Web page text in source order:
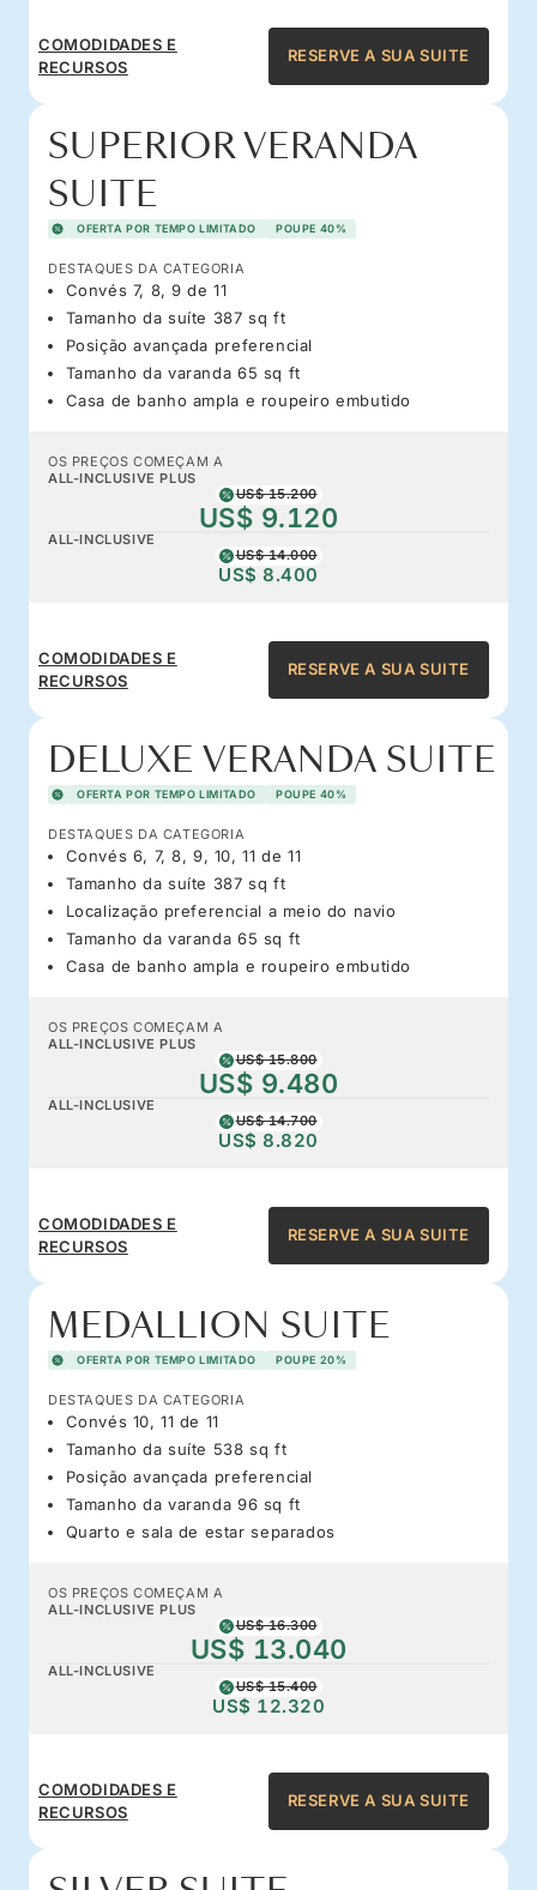
COMODIDADES E
RECURSOS
RESERVE A SUA SUITE
SUPERIOR VERANDA
SUITE
OFERTA POR TEMPO LIMITADO POUPE 40%
DESTAQUES DA CATEGORIA
Convés 7, 8, 9 de 11
Tamanho da suíte 387 sq ft
Posição avançada preferencial
Tamanho da varanda 65 sq ft
Casa de banho ampla e roupeiro embutido
OS PREÇOS COMEÇAM A
ALL-INCLUSIVE PLUS
US$ 15.200
US$ 9.120
ALL-INCLUSIVE
US$ 14.000
US$ 8.400
COMODIDADES E
RECURSOS
RESERVE A SUA SUITE
DELUXE VERANDA SUITE
OFERTA POR TEMPO LIMITADO POUPE 40%
DESTAQUES DA CATEGORIA
Convés 6, 7, 8, 9, 10, 11 de 11
Tamanho da suíte 387 sq ft
Localização preferencial a meio do navio
Tamanho da varanda 65 sq ft
Casa de banho ampla e roupeiro embutido
OS PREÇOS COMEÇAM A
ALL-INCLUSIVE PLUS
US$ 15.800
US$ 9.480
ALL-INCLUSIVE
US$ 14.700
US$ 8.820
COMODIDADES E
RECURSOS
RESERVE A SUA SUITE
MEDALLION SUITE
OFERTA POR TEMPO LIMITADO POUPE 20%
DESTAQUES DA CATEGORIA
Convés 10, 11 de 11
Tamanho da suíte 538 sq ft
Posição avançada preferencial
Tamanho da varanda 96 sq ft
Quarto e sala de estar separados
OS PREÇOS COMEÇAM A
ALL-INCLUSIVE PLUS
US$ 16.300
US$ 13.040
ALL-INCLUSIVE
US$ 15.400
US$ 12.320
COMODIDADES E
RECURSOS
RESERVE A SUA SUITE